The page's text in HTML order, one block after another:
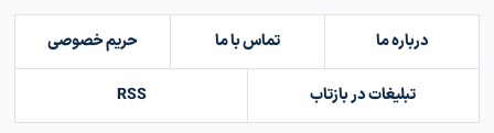
درباره ما تماس با ما حریم خصوصی
تبلیغات در بازتاب RSS